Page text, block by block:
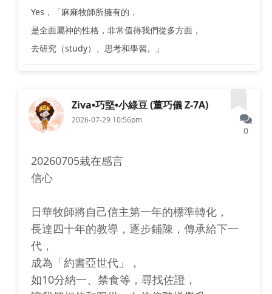
Yes，「麻麻牧師所擁有的，
是全面屬神的性格，非常值得我們從多方面，
去研究（study）、思考和學習。」
Ziva•巧堅•小綠豆 (董巧儀 Z-7A)
2026-07-29 10:56pm
0
20260705栽在感言
信心
日華牧師將自己信主第一年的標準轉化，
長達四十年的教導，逐步鋪陳，傳承給下一
代，
成為「約書亞世代」，
如10分納一、禁食等，尋找佐證，